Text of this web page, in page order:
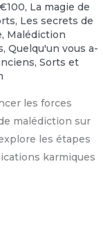
, ‎La magie de
, Les secrets de
, Malédiction
,Quelqu'un vous a-
,Sorts et
les forces
malédiction sur
les étapes
karmiques